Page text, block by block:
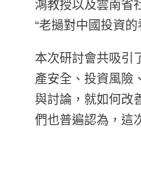
鴻教授以及雲南省
“老撾對中國投資
本次研討會共吸引
產安全、投資風險
與討論，就如何改
們也普遍認為，這